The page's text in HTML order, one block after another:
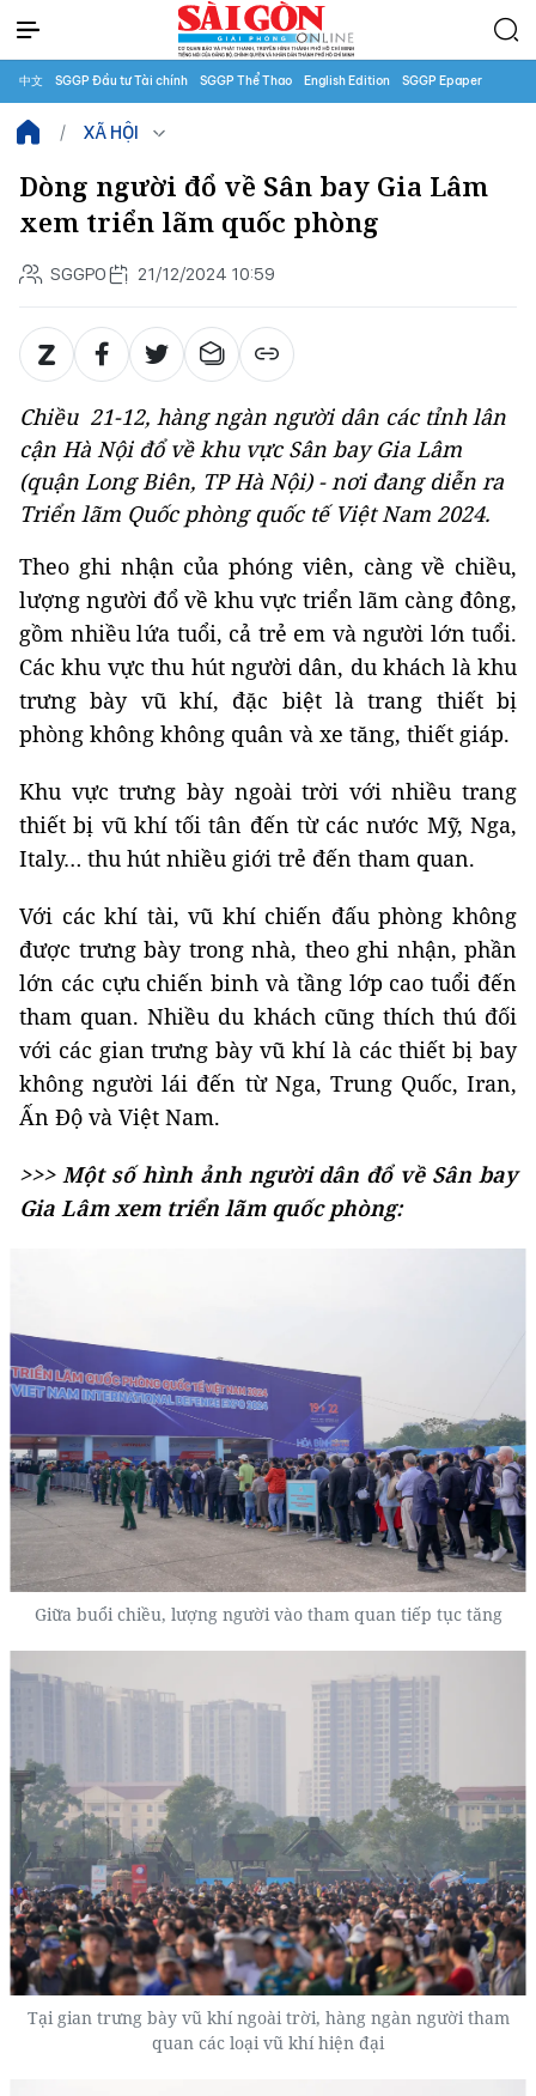
中文 SGGP Đầu tư Tài chính SGGP Thể Thao English Edition SGGP Epaper
XÃ HỘI
Dòng người đổ về Sân bay Gia Lâm
xem triển lãm quốc phòng
SGGPO 21/12/2024 10:59
Chiều 21-12, hàng ngàn người dân các tỉnh lân
cận Hà Nội đổ về khu vực Sân bay Gia Lâm
(quận Long Biên, TP Hà Nội) - nơi đang diễn ra
Triển lãm Quốc phòng quốc tế Việt Nam 2024.
Theo ghi nhận của phóng viên, càng về chiều,
lượng người đổ về khu vực triển lãm càng đông,
gồm nhiều lứa tuổi, cả trẻ em và người lớn tuổi.
Các khu vực thu hút người dân, du khách là khu
trưng bày vũ khí, đặc biệt là trang thiết bị
phòng không không quân và xe tăng, thiết giáp.
Khu vực trưng bày ngoài trời với nhiều trang
thiết bị vũ khí tối tân đến từ các nước Mỹ, Nga,
Italy… thu hút nhiều giới trẻ đến tham quan.
Với các khí tài, vũ khí chiến đấu phòng không
được trưng bày trong nhà, theo ghi nhận, phần
lớn các cựu chiến binh và tầng lớp cao tuổi đến
tham quan. Nhiều du khách cũng thích thú đối
với các gian trưng bày vũ khí là các thiết bị bay
không người lái đến từ Nga, Trung Quốc, Iran,
Ấn Độ và Việt Nam.
>>> Một số hình ảnh người dân đổ về Sân bay
Gia Lâm xem triển lãm quốc phòng:
Giữa buổi chiều, lượng người vào tham quan tiếp tục tăng
Tại gian trưng bày vũ khí ngoài trời, hàng ngàn người tham
quan các loại vũ khí hiện đại